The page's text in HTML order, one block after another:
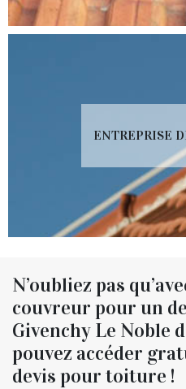
ENTREPRISE
N’oubliez pas
couvreur pour un
Givenchy Le Noble
pouvez accéder
devis pour toiture !